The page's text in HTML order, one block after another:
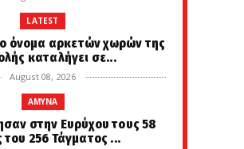
LATEST
όνομα αρκετών χωρών της
καταλήγει σε...
August 08, 2026
AMYNA
στην Ευρύχου τους 58
256 Τάγματος ...